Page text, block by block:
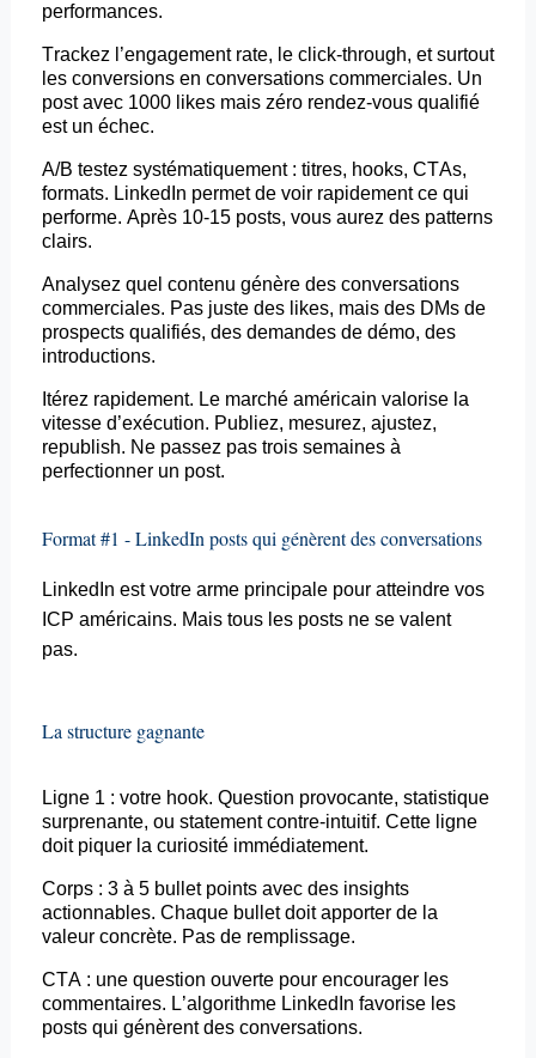
performances.
Trackez l’engagement rate, le click-through, et surtout
les conversions en conversations commerciales. Un
post avec 1000 likes mais zéro rendez-vous qualifié
est un échec.
A/B testez systématiquement : titres, hooks, CTAs,
formats. LinkedIn permet de voir rapidement ce qui
performe. Après 10-15 posts, vous aurez des patterns
clairs.
Analysez quel contenu génère des conversations
commerciales. Pas juste des likes, mais des DMsde
prospects qualifiés, des demandes de démo, des
introductions.
Itérez rapidement. Le marché américain valorise la
vitesse d’exécution. Publiez, mesurez, ajustez,
republish. Ne passez pas trois semaines à
perfectionner un post.
Format #1 - LinkedInpostsqui génèrent des conversations
LinkedIn est votre arme principale pour atteindre vos
ICP américains. Mais tous les postsne se valent
pas.
La structure gagnante
Ligne 1 : votre hook. Question provocante, statistique
surprenante, ou statementcontre-intuitif. Cette ligne
doit piquer la curiosité immédiatement.
Corps : 3 à 5 bulletpoints avec des insights
actionnables. Chaque bulletdoit apporter de la
valeur concrète. Pas de remplissage.
CTA : une question ouverte pour encourager les
commentaires. L’algorithme LinkedIn favorise les
postsqui génèrent des conversations.